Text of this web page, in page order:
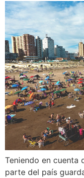
Teniendo en cuenta
parte del país